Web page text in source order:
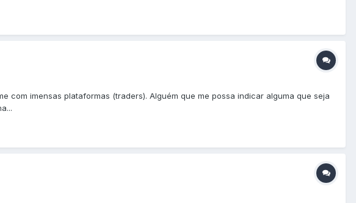
imensas plataformas (traders). Alguém que me possa indicar alguma que seja